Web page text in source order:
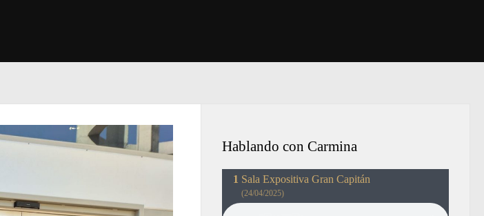
Hablando con Carmina
Sala Expositiva Gran Capitán
(24/04/2025)